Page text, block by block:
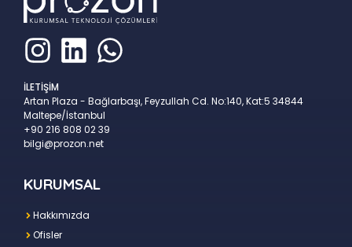
İLETİŞİM
Artan Plaza - Bağlarbaşı, Feyzullah Cd. No:140, Kat:5 34844
Maltepe/İstanbul
+90 216 808 02 39
bilgi@prozon.net
KURUMSAL
Hakkımızda
Ofisler